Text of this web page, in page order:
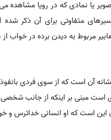
یا نمادی که در رویا مشاهده
متفاوتی برای آن ذکر شده
مربوط به دیدن برده در خواب از
آن است که از سوی فردی
است مبنی بر اینکه از جانب
است که او انسانی خداترس و